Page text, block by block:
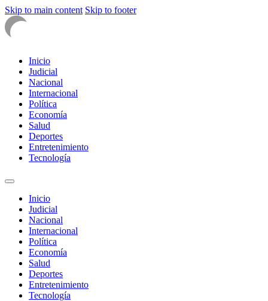
Skip to main content Skip to footer
Inicio
Judicial
Nacional
Internacional
Política
Economía
Salud
Deportes
Entretenimiento
Tecnología
Inicio
Judicial
Nacional
Internacional
Política
Economía
Salud
Deportes
Entretenimiento
Tecnología